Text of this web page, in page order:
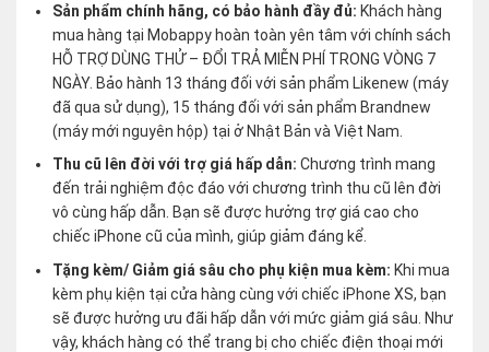
Sản phẩm chính hãng, có bảo hành đầy đủ: Khách hàng
mua hàng tại Mobappy hoàn toàn yên tâm với chính sách
HỖ TRỢ DÙNG THỬ – ĐỔI TRẢ MIỄN PHÍ TRONG VÒNG 7
NGÀY. Bảo hành 13 tháng đối với sản phẩm Likenew (máy
đã qua sử dụng), 15 tháng đối với sản phẩm Brandnew
(máy mới nguyên hộp) tại ở Nhật Bản và Việt Nam.
Thu cũ lên đời với trợ giá hấp dẫn:Chương trình mang
đến trải nghiệm độc đáo với chương trình thu cũ lên đời
vô cùng hấp dẫn. Bạn sẽ được hưởng trợ giá cao cho
chiếc iPhone cũ của mình, giúp giảm đáng kể.
Tặng kèm/ Giảm giá sâu cho phụ kiện mua kèm:Khi mua
kèm phụ kiện tại cửa hàng cùng với chiếc iPhone XS, bạn
sẽ được hưởng ưu đãi hấp dẫn với mức giảm giá sâu. Như
vậy, khách hàng có thể trang bị cho chiếc điện thoại mới